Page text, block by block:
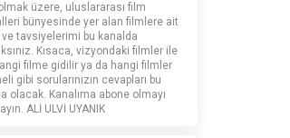
üzere, uluslararası film
bünyesinde yer alan filmlere ait
tavsiyelerimi bu kanalda
Kısaca, vizyondaki filmler ile
filme gidilir ya da hangi filmler
gibi sorularınızın cevapları bu
olacak. Kanalıma abone olmayı
ALİ ULVİ UYANIK